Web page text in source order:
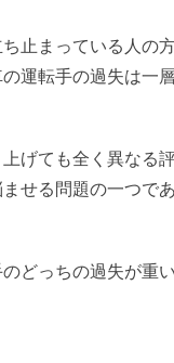
止まっている人の
運転手の過失は一
げても全く異なる
せる問題の一つであ
どっちの過失が重